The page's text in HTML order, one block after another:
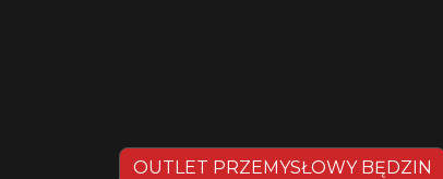
OUTLET PRZEMYSŁOWY BĘDZIN